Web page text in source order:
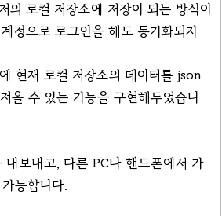
의 로컬 저장소에 저장이 되는 방식이
정으로 로그인을 해도 동기화되지
현재 로컬 저장소의 데이터를 json
올 수 있는 기능을 구현해두었습니
내보내고, 다른 PC나 핸드폰에서 가
능합니다.